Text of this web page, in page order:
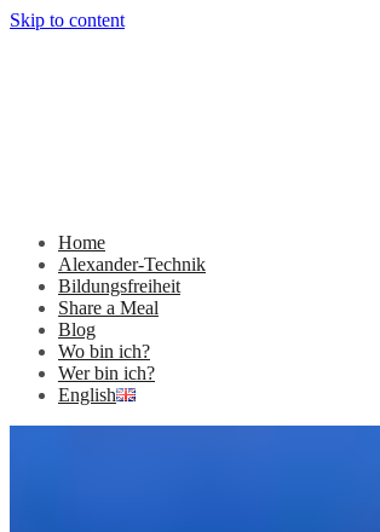
Skip to content
Home
Alexander-Technik
Bildungsfreiheit
Share a Meal
Blog
Wo bin ich?
Wer bin ich?
English